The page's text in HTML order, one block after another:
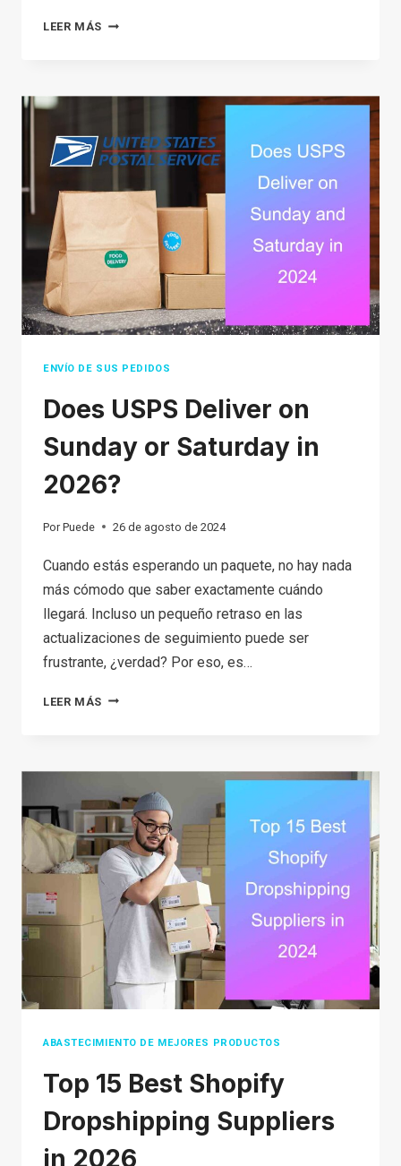
LEER MÁS TEMU
2026:
YOU
GET
A
WITHOUT
A
ENVÍO DE SUS PEDIDOS
Does USPS Deliver on
Sunday or Saturday in
2026?
Por Puede 26 de agosto de 2024
Cuando estás esperando un paquete, no hay nada
más cómodo que saber exactamente cuándo
llegará. Incluso un pequeño retraso en las
actualizaciones de seguimiento puede ser
frustrante, ¿verdad? Por eso, es…
LEER MÁS DOES
ON
SUNDAY
OR
SATURDAY
IN
2026?
ABASTECIMIENTO DE MEJORES PRODUCTOS
Top 15 Best Shopify
Dropshipping Suppliers
in 2026